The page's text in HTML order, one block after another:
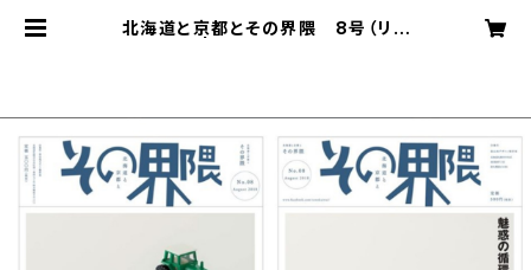
北海道と京都とその界隈 8号（リト